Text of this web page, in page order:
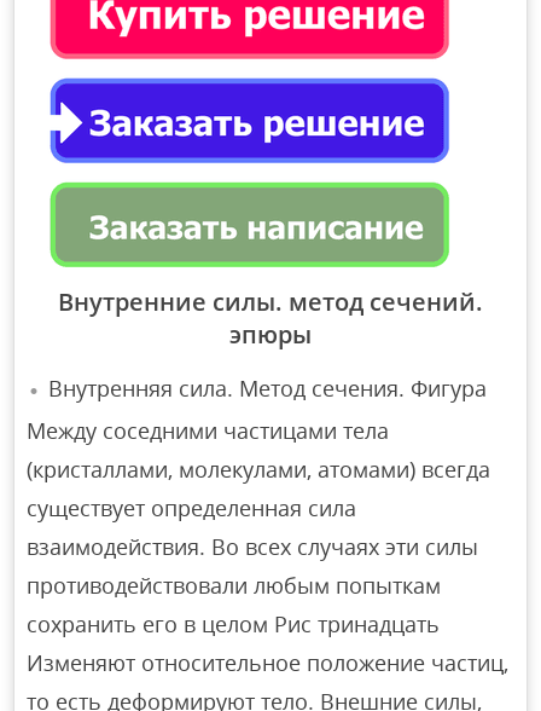
Внутренние силы. метод сечений.
эпюры
Внутренняя сила. Метод сечения. Фигура
Между соседними частицами тела
(кристаллами, молекулами, атомами) всегда
существует определенная сила
взаимодействия. Во всех случаях эти силы
противодействовали любым попыткам
сохранить его в целом Рис тринадцать
Изменяют относительное положение частиц,
то есть деформируют тело. Внешние силы,